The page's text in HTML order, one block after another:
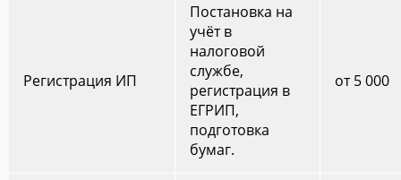
Регистрация ИП
Постановка на
учёт в
налоговой
службе,
регистрация в
ЕГРИП,
подготовка
бумаг.
от 5 000